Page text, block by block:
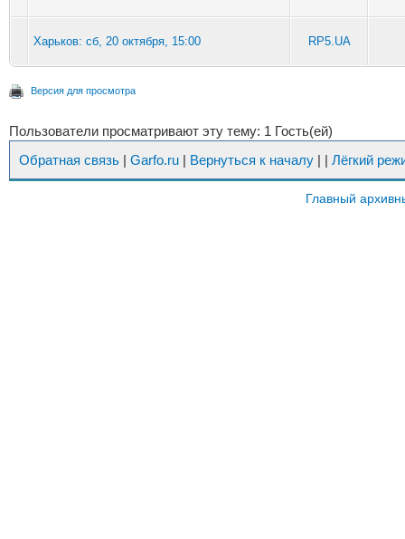
Харьков: сб, 20 октября, 15:00 RP5.UA
Версия для просмотра
Пользователи просматривают эту тему: 1 Гость(ей)
Обратная связь | Garfo.ru | Вернуться к началу | | Лёгкий
Главный